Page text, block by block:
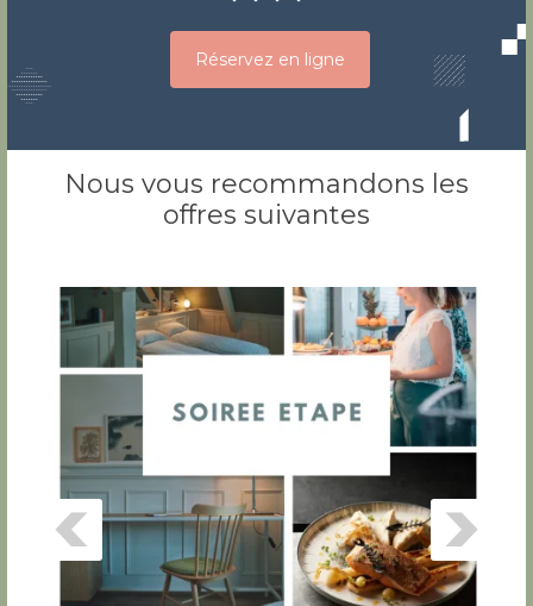
Réservez en ligne
Nous vous recommandons les
offres suivantes